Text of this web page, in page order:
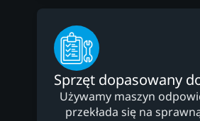
Sprzęt dopasowany
Używamy maszyn
przekłada się na